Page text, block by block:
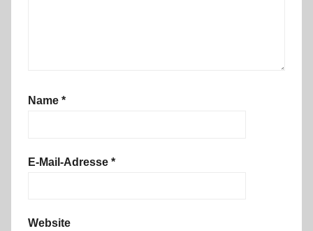
Name *
E-Mail-Adresse *
Website